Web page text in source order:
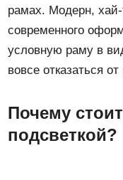
рамах. Модерн, хай-
современного
условную раму в
вовсе отказаться от
Почему
подсветкой?